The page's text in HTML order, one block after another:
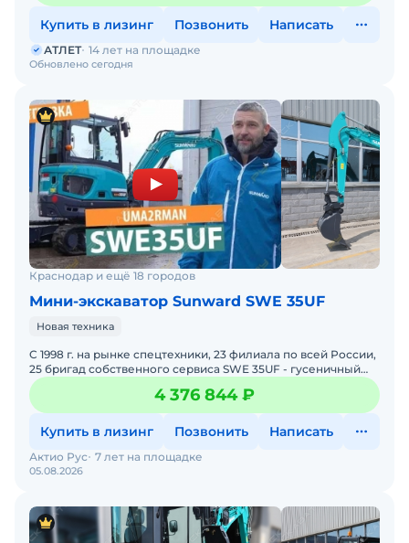
Купить в лизинг Позвонить Написать
Обновлено сегодня
АТЛЕТ 14 лет на площадке
Краснодар и ещё 18 городов
Мини-экскаватор Sunward SWE 35UF
Новая техника
C 1998 г. на рынке спецтехники, 23 филиала по всей России,
25 бригад собственного сервиса SWE 35UF - гусеничный
мини-экскаватор SUNWARD с перемещающейся каретк
4 376 844 ₽
Купить в лизинг Позвонить Написать
05.08.2026
Актио Рус 7 лет на площадке